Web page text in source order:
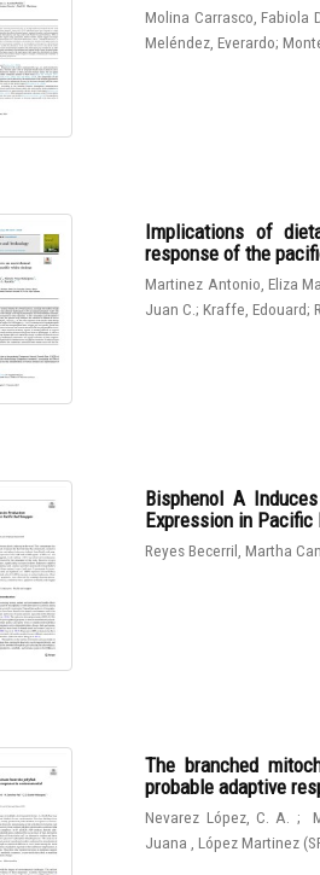
Molina Carrasco, Fabiola
Meléndez, Everardo;
Implications of
response of the
Martinez Antonio, Eliza
Juan C.;Kraffe, Edouard;
Bisphenol A
Expression in Pacific
Reyes Becerril, Martha
The branched
probable adaptive
Nevarez López, C. A. ;
Juana , López Martinez (